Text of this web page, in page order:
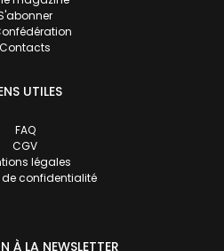
Contacts
UTILES
FAQ
CGV
légales
de confidentialité
À LA NEWSLETTER